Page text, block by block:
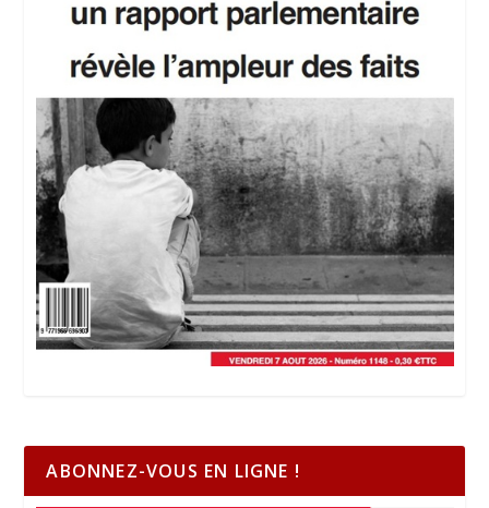
ABONNEZ-VOUS EN LIGNE !